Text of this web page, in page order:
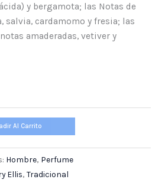
y bergamota; las Notas de
salvia, cardamomo y fresia; las
amaderadas, vetiver y
Al Carrito
Hombre, Perfume
Ellis, Tradicional